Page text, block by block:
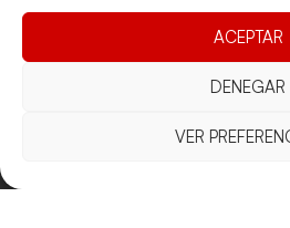
ACEPTAR
DENEGAR
VER
Privacitat